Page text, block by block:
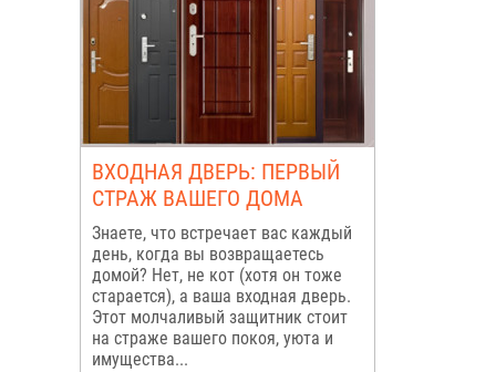
ВХОДНАЯ ДВЕРЬ: ПЕРВЫЙ
СТРАЖ ВАШЕГО ДОМА
Знаете, что встречает вас каждый
день, когда вы возвращаетесь
домой? Нет, не кот (хотя он тоже
старается), а ваша входная дверь.
Этот молчаливый защитник стоит
на страже вашего покоя, уюта и
имущества...